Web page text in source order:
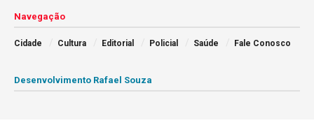
Navegação
Cidade Cultura Editorial Policial Saúde Fale Conosco
Desenvolvimento Rafael Souza